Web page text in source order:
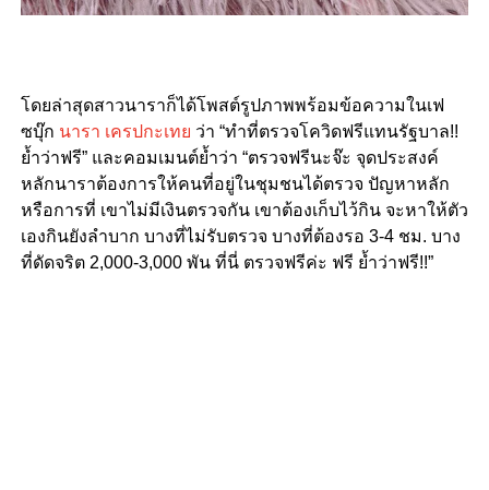
โดยล่าสุดสาวนาราก็ได้โพสต์รูปภาพพร้อมข้อความในเฟ
ซบุ๊ก นารา เครปกะเทย ว่า “ทำที่ตรวจโควิดฟรีแทนรัฐบาล!!
ย้ำว่าฟรี” และคอมเมนต์ย้ำว่า “ตรวจฟรีนะจ๊ะ จุดประสงค์
หลักนาราต้องการให้คนที่อยู่ในชุมชนได้ตรวจ ปัญหาหลัก
หรือการที่ เขาไม่มีเงินตรวจกัน เขาต้องเก็บไว้กิน จะหาให้ตัว
เองกินยังลำบาก บางที่ไม่รับตรวจ บางที่ต้องรอ 3-4 ชม. บาง
ที่ดัดจริต 2,000-3,000 พัน ที่นี่ ตรวจฟรีค่ะ ฟรี ย้ำว่าฟรี!!”